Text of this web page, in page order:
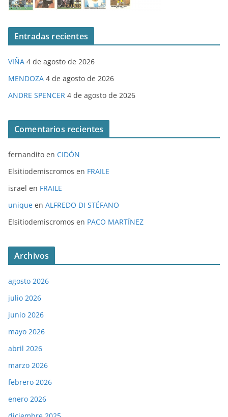
Entradas recientes
VIÑA 4 de agosto de 2026
MENDOZA 4 de agosto de 2026
ANDRE SPENCER 4 de agosto de 2026
Comentarios recientes
fernandito en CIDÓN
Elsitiodemiscromos en FRAILE
israel en FRAILE
unique en ALFREDO DI STÉFANO
Elsitiodemiscromos en PACO MARTÍNEZ
Archivos
agosto 2026
julio 2026
junio 2026
mayo 2026
abril 2026
marzo 2026
febrero 2026
enero 2026